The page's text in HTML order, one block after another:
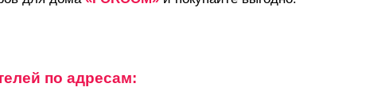
по адресам: